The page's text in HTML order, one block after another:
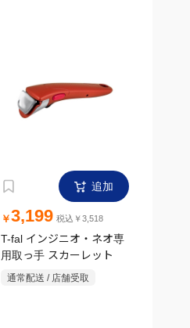
追加
￥3,199 税込￥3,518
T-fal インジニオ・ネオ専
用取っ手 スカーレット
通常配送 / 店舗受取